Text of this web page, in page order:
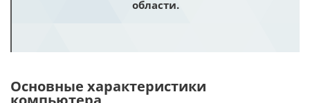
области.
Основные характеристики